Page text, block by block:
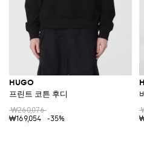
HUGO
프린트 코튼 후디
₩260,076
₩169,054
-35%